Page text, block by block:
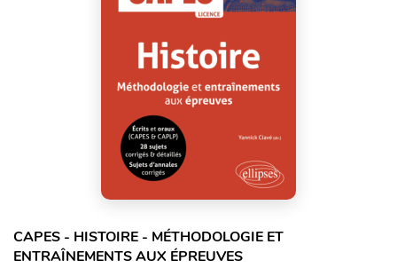
CAPES - HISTOIRE - MÉTHODOLOGIE ET
ENTRAÎNEMENTS AUX ÉPREUVES